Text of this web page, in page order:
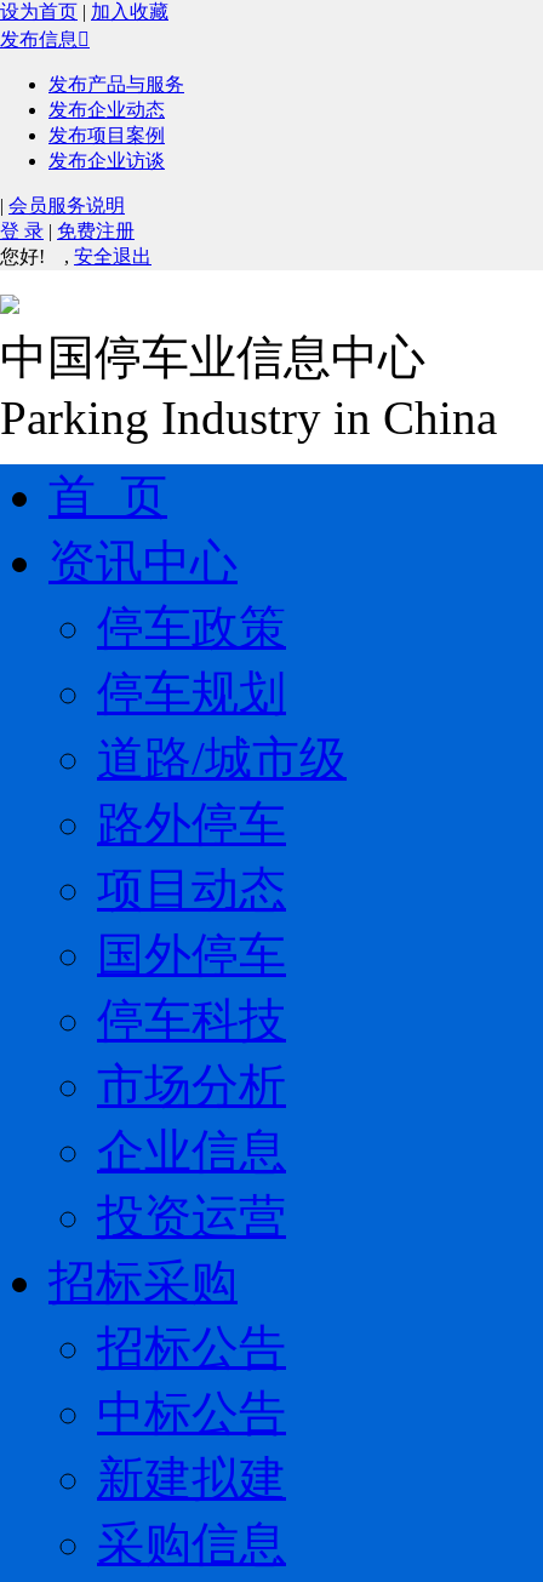
设为首页 | 加入收藏
发布信息 
发布产品与服务
发布企业动态
发布项目案例
发布企业访谈
| 会员服务说明
登 录 | 免费注册
您好!
, 安全退出
中国停车业信息中心
Parking Industry in China
首 页
资讯中心
停车政策
停车规划
道路/城市级
路外停车
项目动态
国外停车
停车科技
市场分析
企业信息
投资运营
招标采购
招标公告
中标公告
新建拟建
采购信息